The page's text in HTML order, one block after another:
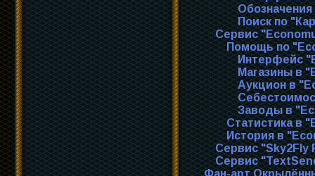
Поиск по
Сервис
Помощь по
Интерфейс
Магазины в
Аукцион в
Заводы в
Статистика в
История в
Сервис "Sky2Fly
Сервис
Фан-арт